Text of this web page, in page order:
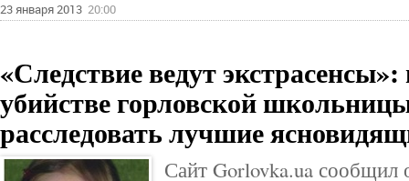
23 января 2013 20:00
«Следствие ведут
убийстве горловской
расследовать лучшие
Сайт Gorlovka.ua сообщил